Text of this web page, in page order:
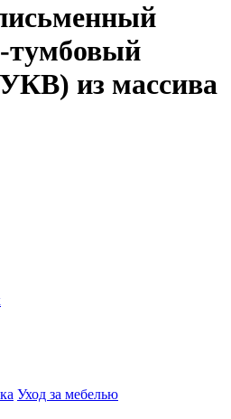
тумбовый
из массива
Уход за мебелью